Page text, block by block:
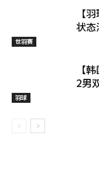
世羽赛
【
状态
羽球
【
2男